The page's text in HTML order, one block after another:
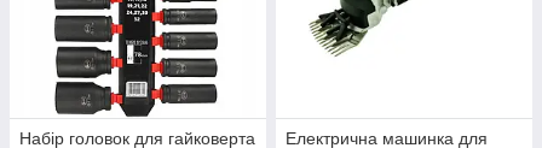
Набір головок для гайковерта
Електрична машинка для